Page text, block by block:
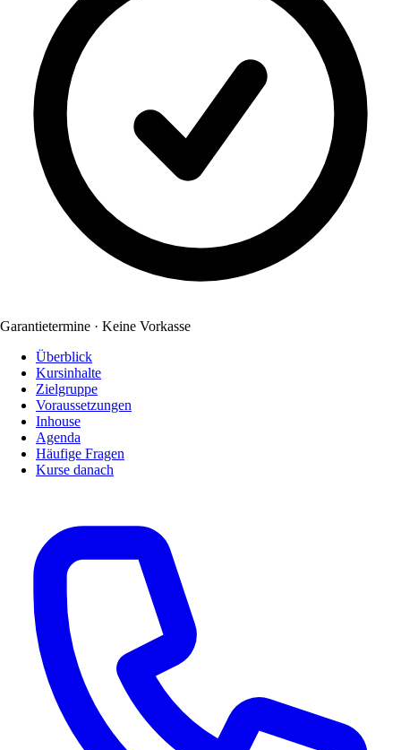
Garantietermine · Keine Vorkasse
Überblick
Kursinhalte
Zielgruppe
Voraussetzungen
Inhouse
Agenda
Häufige Fragen
Kurse danach